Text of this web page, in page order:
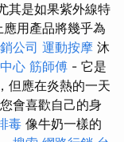
其是如果紫外線特
用產品將幾乎為
公司 運動按摩 沐
心 筋師傅 - 它是
但應在炎熱的一天
會喜歡自己的身
毒 像牛奶一樣的